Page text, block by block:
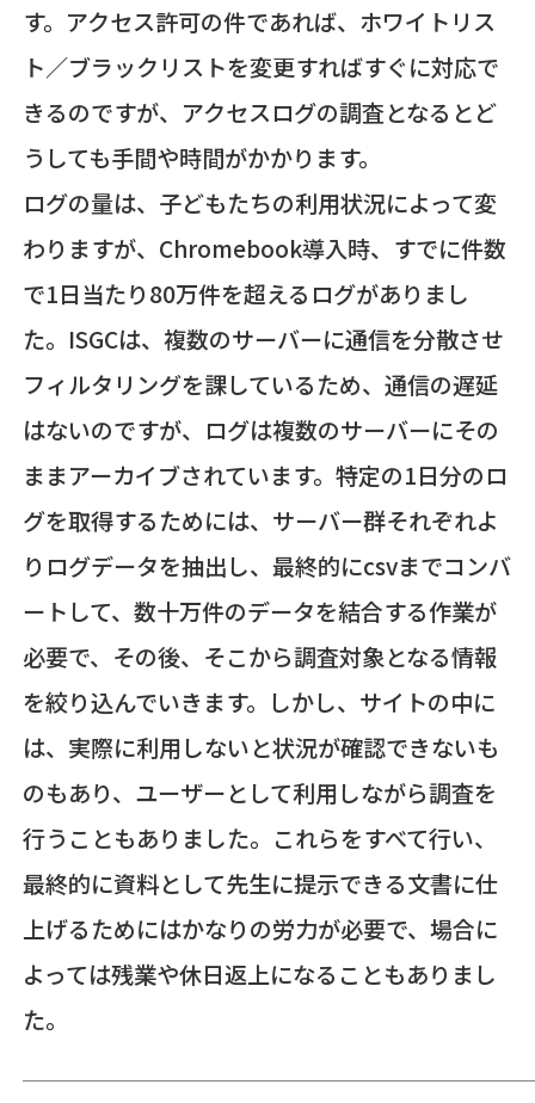
す。アクセス許可の件であれば、ホワイトリス
ト／ブラックリストを変更すればすぐに対応で
きるのですが、アクセスログの調査となるとど
うしても手間や時間がかかります。
ログの量は、子どもたちの利用状況によって変
わりますが、Chromebook導入時、すでに件数
で1日当たり80万件を超えるログがありまし
た。ISGCは、複数のサーバーに通信を分散させ
フィルタリングを課しているため、通信の遅延
はないのですが、ログは複数のサーバーにその
ままアーカイブされています。特定の1日分のロ
グを取得するためには、サーバー群それぞれよ
りログデータを抽出し、最終的にcsvまでコンバ
ートして、数十万件のデータを結合する作業が
必要で、その後、そこから調査対象となる情報
を絞り込んでいきます。しかし、サイトの中に
は、実際に利用しないと状況が確認できないも
のもあり、ユーザーとして利用しながら調査を
行うこともありました。これらをすべて行い、
最終的に資料として先生に提示できる文書に仕
上げるためにはかなりの労力が必要で、場合に
よっては残業や休日返上になることもありまし
た。